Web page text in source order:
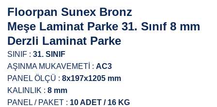
Floorpan Sunex Bronz
Meşe Laminat Parke 31. Sınıf 8 mm
Derzli Laminat Parke
SINIF : 31. SINIF
AŞINMA MUKAVEMETİ : AC3
PANEL ÖLÇÜ : 8x197x1205 mm
KALINLIK : 8 mm
PANEL / PAKET : 10 ADET / 16 KG